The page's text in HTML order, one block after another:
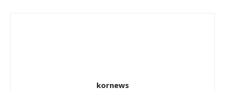
kornews